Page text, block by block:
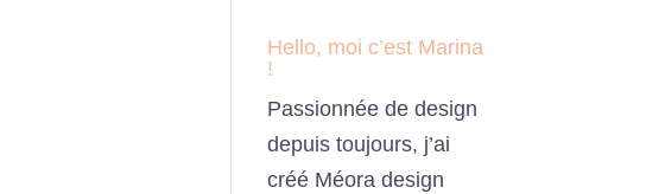
Hello, moi c’est Marina
!
Passionnée de design
depuis toujours, j’ai
créé Méora design